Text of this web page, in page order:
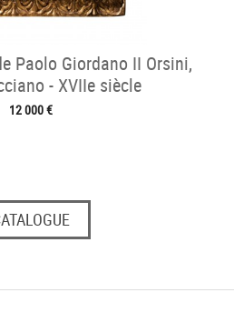
Paolo Giordano II Orsini,
- XVIIe siècle
12 000 €